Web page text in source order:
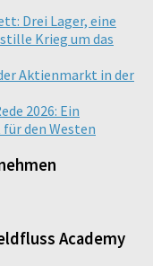
Drei Lager, eine
Krieg um das
Aktienmarkt in der
2026: Ein
den Westen
Academy